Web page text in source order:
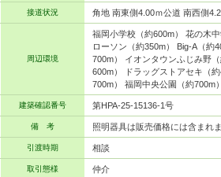
接道状況 角地 南東側4.00ｍ公道 南西側
周辺環境
福岡小学校（約600m） 花の木中
ローソン（約350m） Big-A（約
700m） イオンタウンふじみ野
600m） ドラッグストアセキ（
700m） 福岡中央公園（約700m）
建築確認番号 第HPA-25-15136-1号
備 考 照明器具は販売価格には含まれま
引渡時期 相談
取引態様 仲介